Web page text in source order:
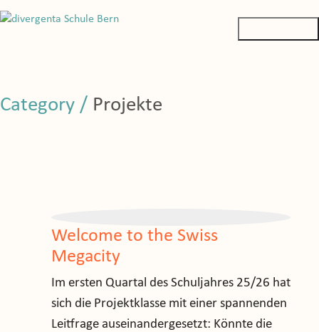
Category / Projekte
Welcome to the Swiss
Megacity
Im ersten Quartal des Schuljahres 25/26 hat
sich die Projektklasse mit einer spannenden
Leitfrage auseinandergesetzt: Könnte die